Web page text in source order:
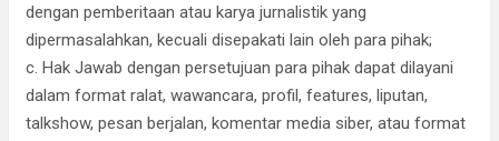
dengan pemberitaan atau karya jurnalistik yang
dipermasalahkan, kecuali disepakati lain oleh para pihak;
c. Hak Jawab dengan persetujuan para pihak dapat dilayani
dalam format ralat, wawancara, profil, features, liputan,
talkshow, pesan berjalan, komentar media siber, atau format